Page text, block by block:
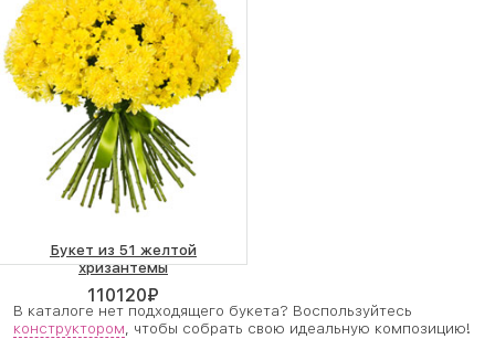
Букет из 51 желтой
хризантемы
110120₽
В каталоге нет подходящего букета? Воспользуйтесь
конструктором, чтобы собрать свою идеальную композицию!